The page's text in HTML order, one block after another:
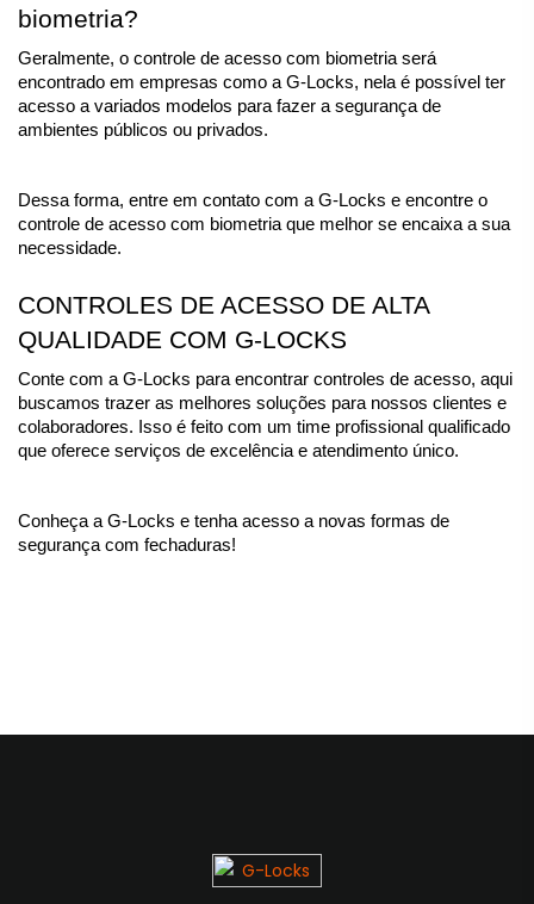
biometria?
Geralmente, o controle de acesso com biometria será
encontrado em empresas como a G-Locks, nela é possível ter
acesso a variados modelos para fazer a segurança de
ambientes públicos ou privados.
Dessa forma, entre em contato com a G-Locks e encontre o
controle de acesso com biometria que melhor se encaixa a sua
necessidade.
CONTROLES DE ACESSO DE ALTA
QUALIDADE COM G-LOCKS
Conte com a G-Locks para encontrar controles de acesso, aqui
buscamos trazer as melhores soluções para nossos clientes e
colaboradores. Isso é feito com um time profissional qualificado
que oferece serviços de excelência e atendimento único.
Conheça a G-Locks e tenha acesso a novas formas de
segurança com fechaduras!